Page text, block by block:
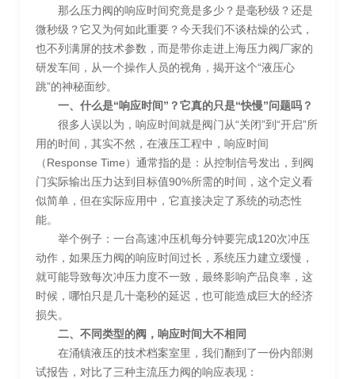
那么压力阀的响应时间究竟是多少？是毫秒级？还是
微秒级？它又为何如此重要？今天我们不谈枯燥的公式，
也不列满屏的技术参数，而是带你走进上海压力阀厂家的
研发车间，从一个操作人员的视角，揭开这个“液压心
跳”的神秘面纱。
一、什么是“响应时间”？它真的只是“快慢”问题吗？
很多人误以为，响应时间就是阀门从“关闭”到“开启”所
用的时间，其实不然，在液压工程中，响应时间
（Response Time）通常指的是：从控制信号发出，到阀
门实际输出压力达到目标值90%所需的时间，这个定义看
似简单，但在实际应用中，它直接决定了系统的动态性
能。
举个例子：一台高速冲压机每分钟要完成120次冲压
动作，如果压力阀的响应时间过长，系统压力建立缓慢，
就可能导致每次冲压力度不一致，最终影响产品良率，这
时候，哪怕只是几十毫秒的延迟，也可能造成巨大的经济
损失。
二、不同类型的阀，响应时间大不相同
在涌镇液压的技术档案室里，我们翻到了一份内部测
试报告，对比了三种主流压力阀的响应表现：